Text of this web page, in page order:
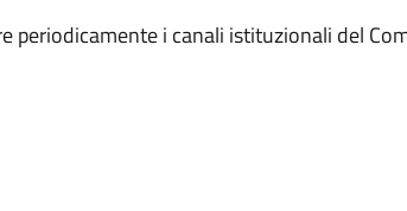
periodicamente i canali istituzionali del